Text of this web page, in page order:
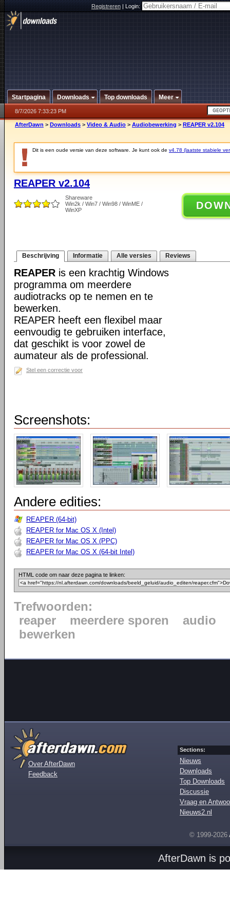
Registreren|Login:
Startpagina Downloads Top downloads Meer
8/7/2026 7:33:23 PM
AfterDawn > Downloads > Video & Audio > Audiobewerking > REAPER v2.104
Dit is een oude versie van deze software. Je kunt ook de v4.78 (laatste stabiele
REAPER v2.104
Shareware
Win2k / Win7 / Win98 / WinME /
WinXP
Beschrijving Informatie Alle versies Reviews
REAPER is een krachtig Windows
programma om meerdere
audiotracks op te nemen en te
bewerken.
REAPER heeft een flexibel maar
eenvoudig te gebruiken interface,
dat geschikt is voor zowel de
aumateur als de professional.
Stel een correctie voor
Screenshots:
Andere edities:
REAPER (64-bit)
REAPER for Mac OS X (Intel)
REAPER for Mac OS X (PPC)
REAPER for Mac OS X (64-bit Intel)
HTML code om naar deze pagina te linken:
Trefwoorden:
reaper
meerdere sporen
audio
bewerken
Over AfterDawn
Feedback
Sections:
Nieuws
Downloads
Top Downloads
Discussie
Vraag en
Nieuws2.nl
© 1999-2026
AfterDawn is